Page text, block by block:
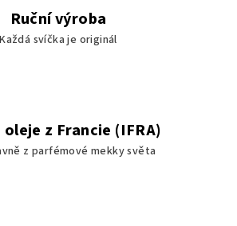
Ruční výroba
Každá svíčka je originál
oleje z Francie (IFRA)
z parfémové mekky světa